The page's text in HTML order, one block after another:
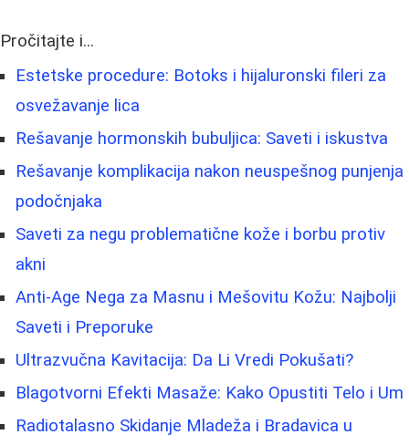
Pročitajte i...
Estetske procedure: Botoks i hijaluronski fileri za
osvežavanje lica
Rešavanje hormonskih bubuljica: Saveti i iskustva
Rešavanje komplikacija nakon neuspešnog punjenja
podočnjaka
Saveti za negu problematične kože i borbu protiv
akni
Anti-Age Nega za Masnu i Mešovitu Kožu: Najbolji
Saveti i Preporuke
Ultrazvučna Kavitacija: Da Li Vredi Pokušati?
Blagotvorni Efekti Masaže: Kako Opustiti Telo i Um
Radiotalasno Skidanje Mladeža i Bradavica u